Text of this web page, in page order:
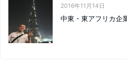
2016年11月14日
中東・東アフリカ企